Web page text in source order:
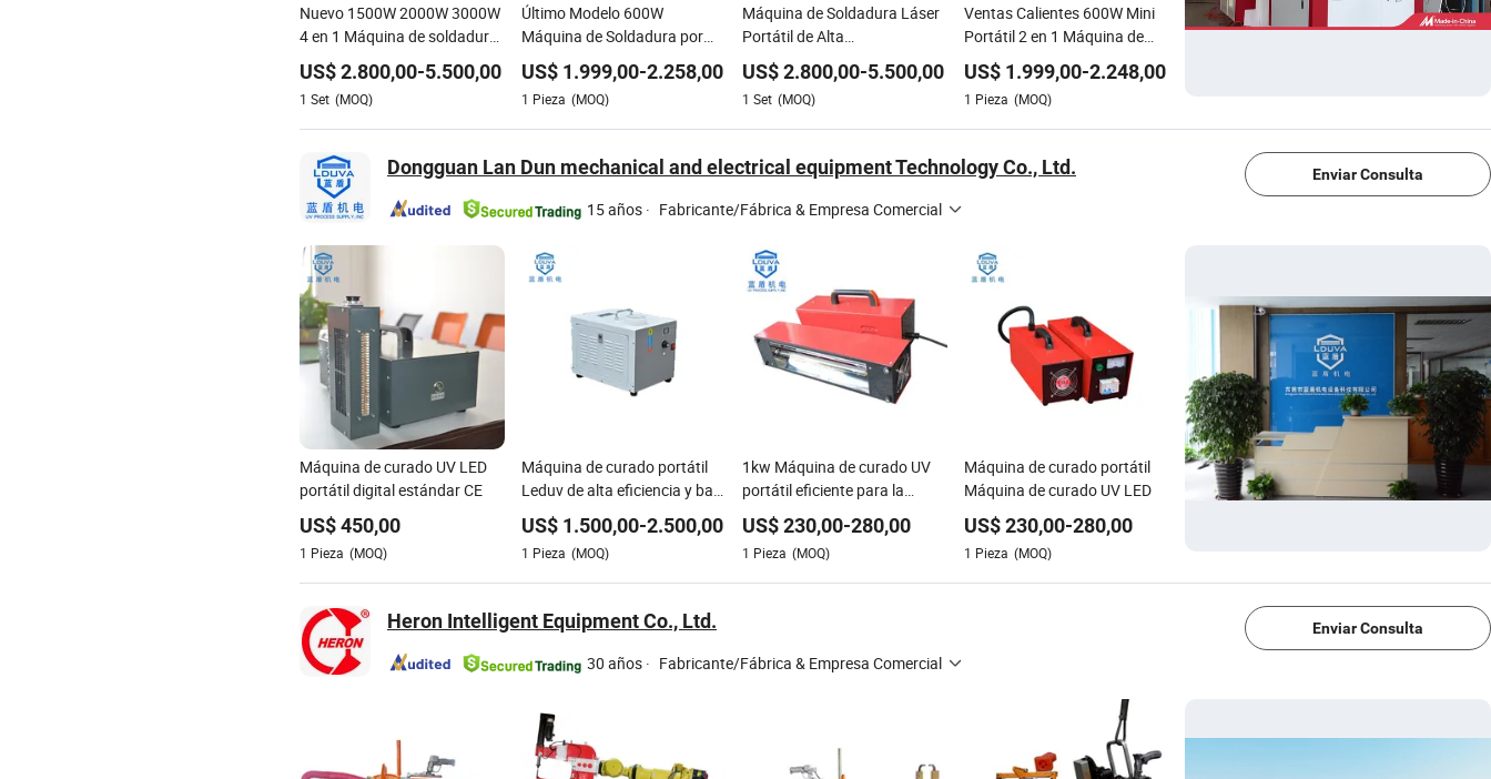
Nuevo 1500W 2000W 3000W
4 en 1 Máquina de soldadura
láser de fibra CNC integrada
portátil con carro para acero
inoxidable y acero al carbono
US$2.800,00-5.500,00
1 Set (MOQ)
Último Modelo 600W
Máquina de Soldadura por
Láser de Fibra Mini Qcw
Portátil Enfriamiento de Aire
Soldador y Cortador Láser de
Mano para Hojas de Metal
Aluminio
US$ 1.999,00-2.258,00
1 Pieza (MOQ)
Máquina de Soldadura Láser
Portátil de Alta
Personalización 1500W
2000W 3000W en 4 Máquina
de Limpieza de Soldador
Láser para Corte y
1
US$2.800,00-5.500,00
1 Set (MOQ)
Ventas Calientes 600W Mini
Portátil 2 en 1 Máquina de
Soldadura Láser Qcw con
Punta de Soldadura y Corte,
Enfriamiento por Aire, Mango
Pequeño para Soldadura de
Soldadura Más Rápidos
US$ 1.999,00-2.248,00
1 Pieza (MOQ)
Dongguan Lan Dun mechanical and electrical equipment Technology Co., Ltd.
15 años · Fabricante/Fábrica & Empresa Comercial
Enviar Consulta
Máquina de curado UV LED
portátil digital estándar CE
US$450,00
1 Pieza (MOQ)
Máquina de curado portátil
Leduv de alta eficiencia y baja
temperatura para curar
artículos pequeños
US$ 1.500,00-2.500,00
1 Pieza (MOQ)
1kw Máquina de curado UV
portátil eficiente para la
prueba de productos
US$230,00-280,00
1 Pieza (MOQ)
Máquina de curado portátil
Máquina de curado UV LED
US$230,00-280,00
1 Pieza (MOQ)
Heron Intelligent Equipment Co., Ltd.
30 años · Fabricante/Fábrica & Empresa Comercial
Enviar Consulta